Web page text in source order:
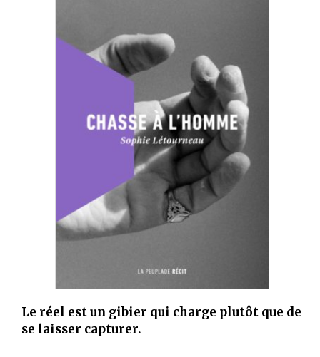
Le réel est un gibier qui charge plutôt que de
se laisser capturer.